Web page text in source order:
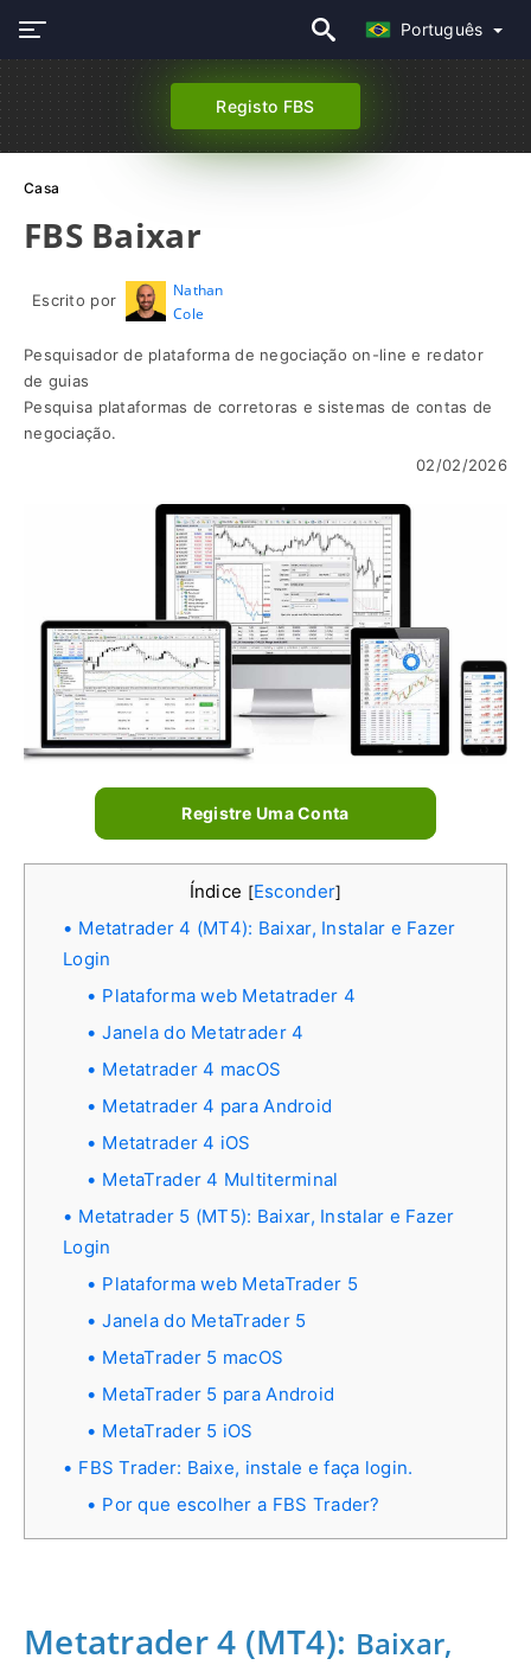
Português
Registo FBS
Casa
FBS Baixar
Escrito por
Nathan
Cole
Pesquisador de plataforma de negociação on-line e redator
de guias
Pesquisa plataformas de corretoras e sistemas de contas de
negociação.
02/02/2026
Registre Uma Conta
Índice [Esconder]
Metatrader 4 (MT4): Baixar, Instalar e Fazer
Login
Plataforma web Metatrader 4
Janela do Metatrader 4
Metatrader 4 macOS
Metatrader 4 para Android
Metatrader 4 iOS
MetaTrader 4 Multiterminal
Metatrader 5 (MT5): Baixar, Instalar e Fazer
Login
Plataforma web MetaTrader 5
Janela do MetaTrader 5
MetaTrader 5 macOS
MetaTrader 5 para Android
MetaTrader 5 iOS
FBS Trader: Baixe, instale e faça login.
Por que escolher a FBS Trader?
Metatrader 4 (MT4): Baixar,